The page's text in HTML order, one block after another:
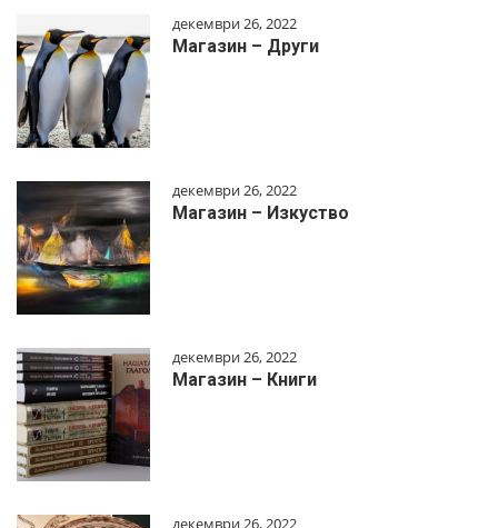
декември 26, 2022
Магазин – Други
декември 26, 2022
Магазин – Изкуство
декември 26, 2022
Магазин – Книги
декември 26, 2022